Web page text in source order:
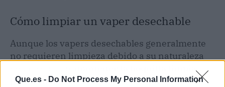
Que.es - Do Not Process My Personal Information
Cómo limpiar un vaper desechable
Aunque los vapers desechables generalmente
no requieren limpieza debido a su naturaleza
mantener la boquilla limpia
puede mejorar tu experiencia de vapeo. Si